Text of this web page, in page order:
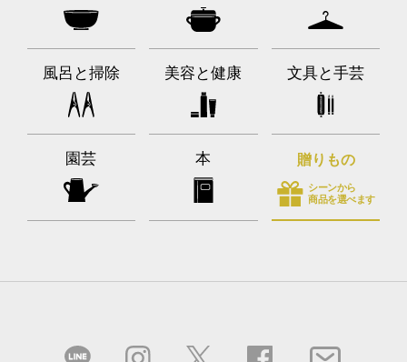
風呂と掃除 美容と健康 文具と手芸
園芸 本 贈りもの
シーンから
商品を選べます